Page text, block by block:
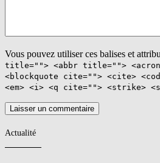
Vous pouvez utiliser ces balises et
title=""> <abbr title="">
<blockquote cite=""> <cite>
<em> <i> <q cite=""> <strike>
Actualité